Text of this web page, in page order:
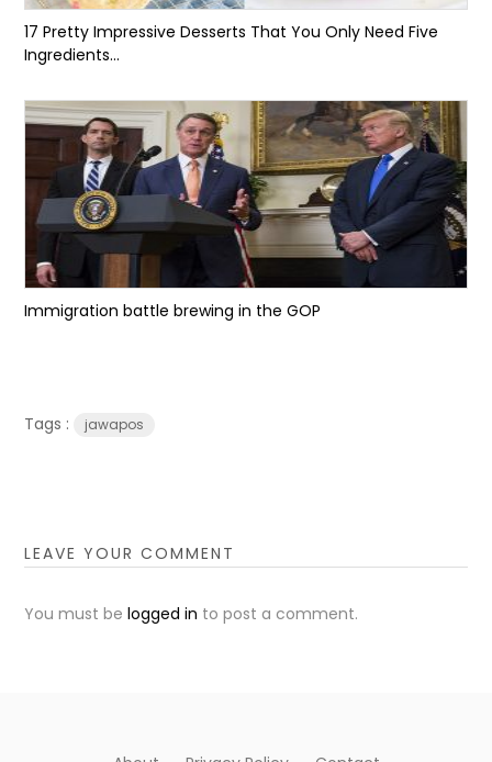
17 Pretty Impressive Desserts That You Only Need Five
Ingredients...
Immigration battle brewing in the GOP
Tags : jawapos
LEAVE YOUR COMMENT
You must belogged in to post a comment.